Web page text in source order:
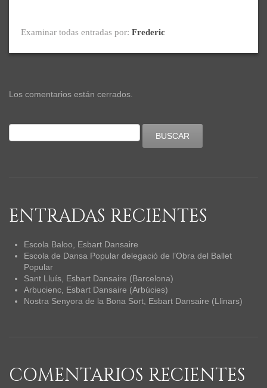
Examinar todas entradas por: Frederic
Los comentarios están cerrados.
ENTRADAS RECIENTES
Escola Baloo, Esbart Dansaire
Escola de Dansa Popular delegació de l’Obra del Ballet
Popular
Sant Lluís, Esbart Dansaire (Barcelona)
Arbucienc, Esbart Dansaire (Arbúcies)
Nostra Senyora de la Bona Sort, Esbart Dansaire (Llinars)
COMENTARIOS RECIENTES